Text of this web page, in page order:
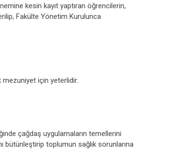
kesin kayıt yaptıran öğrencilerin,
Fakülte Yönetim Kurulunca
mezuniyet için yeterlidir.
çağdaş uygulamaların temellerini
bütünleştirip toplumun sağlık sorunlarına